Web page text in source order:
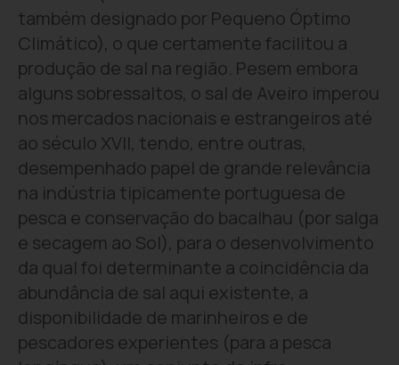
também designado por Pequeno Óptimo
Climático), o que certamente facilitou a
produção de sal na região. Pesem embora
alguns sobressaltos, o sal de Aveiro imperou
nos mercados nacionais e estrangeiros até
ao século XVII, tendo, entre outras,
desempenhado papel de grande relevância
na indústria tipicamente portuguesa de
pesca e conservação do bacalhau (por salga
e secagem ao Sol), para o desenvolvimento
da qual foi determinante a coincidência da
abundância de sal aqui existente, a
disponibilidade de marinheiros e de
pescadores experientes (para a pesca